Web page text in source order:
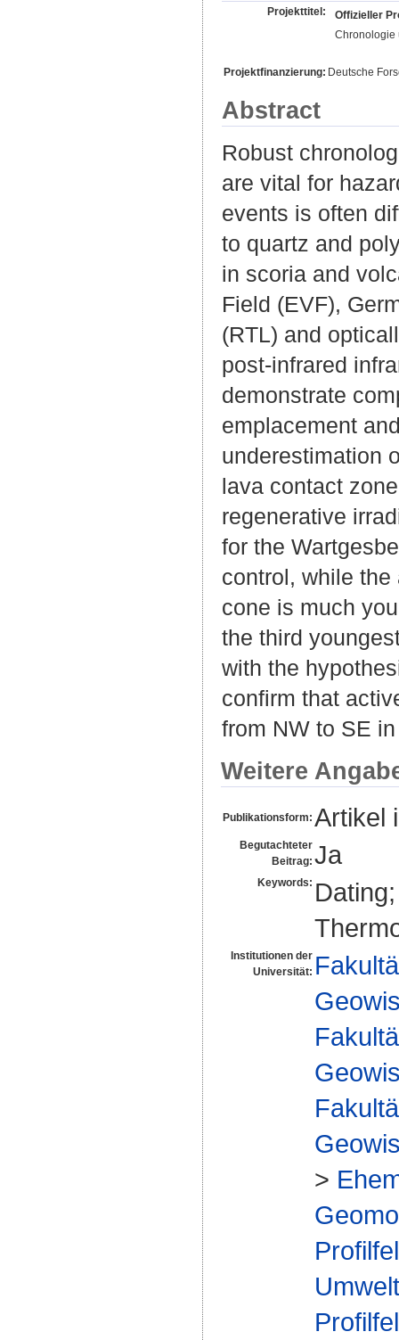
Projekttitel:
Offizieller
Chronologie
Projektfinanzierung: Deutsche
Abstract
Robust
are vital for
events is often
to quartz and
in scoria and
Field (EVF),
(RTL) and
post-infrared
demonstrate
emplacement
underestimation
lava contact
regenerative
for the
control, while
cone is much
the third
with the
confirm that
from NW to SE
Weitere
Publikationsform: Artikel
Begutachteter
Beitrag: Ja
Keywords:
Institutionen der
Universität:
>